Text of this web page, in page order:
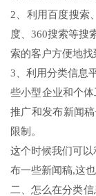
2、利用百度搜索
度、360搜索等搜
索的客户方便地找
3、利用分类信息
些小型企业和个
推广和发布新闻
限制。
这个时候我们可
布一些新闻稿,这
二、怎么在分类